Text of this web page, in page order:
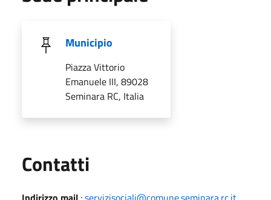
Municipio
Piazza Vittorio
Emanuele III, 89028
Seminara RC, Italia
Contatti